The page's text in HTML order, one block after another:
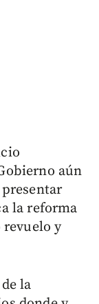
aún
la reforma
y
la